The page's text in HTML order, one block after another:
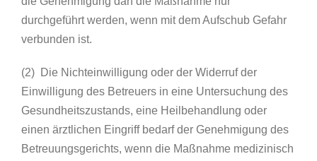
durchgeführt werden, wenn mit dem Aufschub Gefahr
verbunden ist.
(2) Die Nichteinwilligung oder der Widerruf der
Einwilligung des Betreuers in eine Untersuchung des
Gesundheitszustands, eine Heilbehandlung oder
einen ärztlichen Eingriff bedarf der Genehmigung des
Betreuungsgerichts, wenn die Maßnahme medizinisch